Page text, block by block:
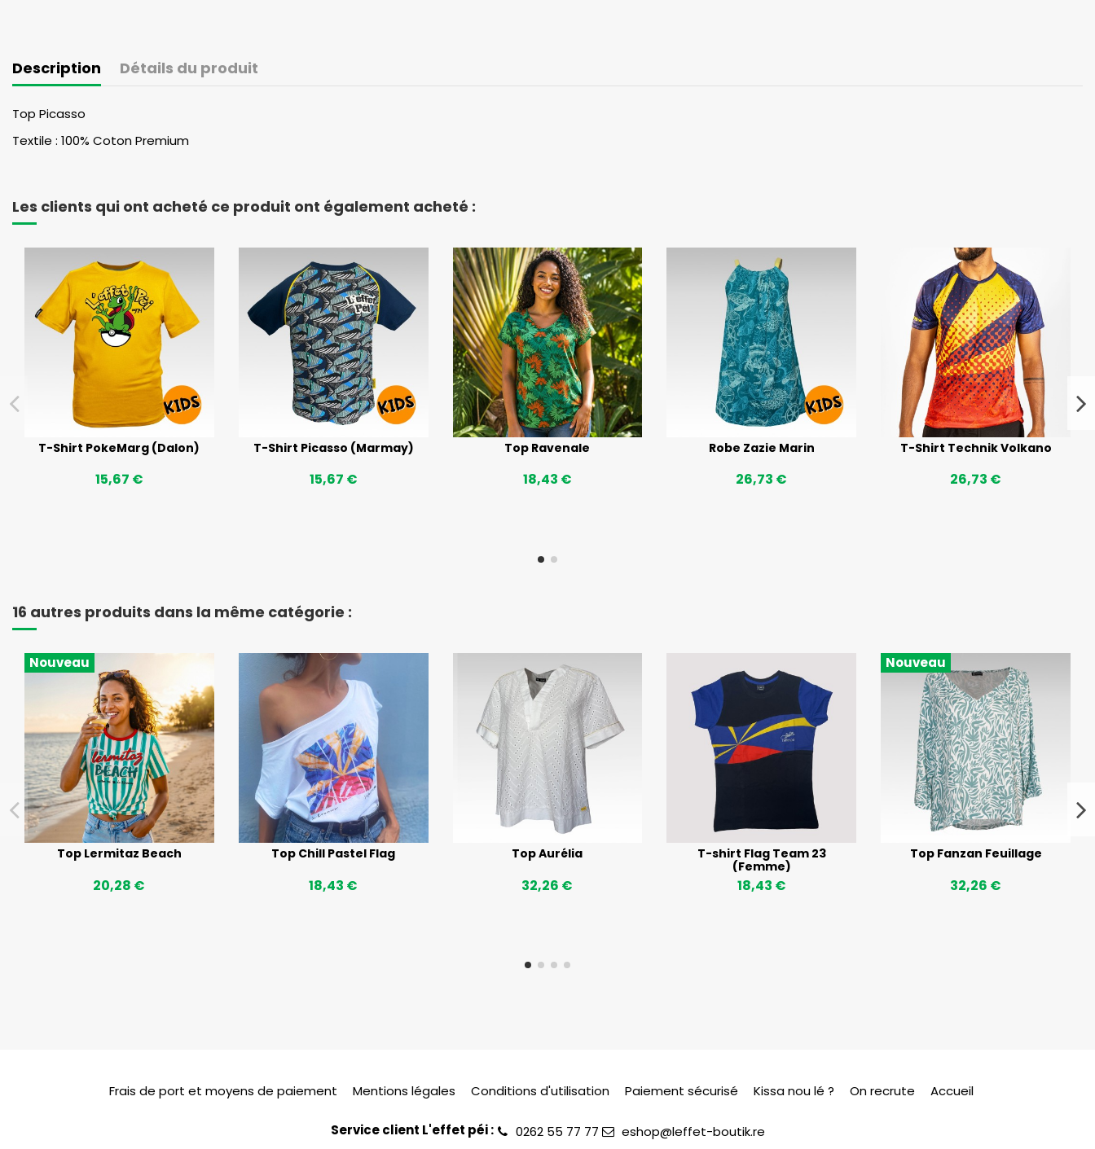
Description Détails du produit
Top Picasso
Textile : 100% Coton Premium
Les clients qui ont acheté ce produit ont également acheté :
T-Shirt PokeMarg (Dalon)
15,67 €
T-Shirt Picasso (Marmay)
15,67 €
Top Ravenale
18,43 €
Robe Zazie Marin
26,73 €
T-Shirt Technik Volkano
26,73 €
16 autres produits dans la même catégorie :
Nouveau
Top Lermitaz Beach
20,28 €
Top Chill Pastel Flag
18,43 €
Top Aurélia
32,26 €
T-shirt Flag Team 23
(Femme)
18,43 €
Nouveau
Top Fanzan Feuillage
32,26 €
Frais de port et moyens de paiement Mentions légales Conditions d'utilisation Paiement sécurisé Kissa nou lé ? On recrute Accueil
Service client L'effet péi : 0262 55 77 77 eshop@leffet-boutik.re